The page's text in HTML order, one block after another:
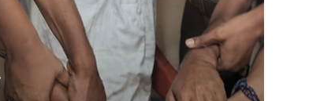
হাইকোর্টে ধাক্কা, কিন্তু সুপ্রিম কোর্টে রক্ষাকবচ!
অভিষেকের আপ্তসহায়কের বিরাট স্বস্তি শীর্ষ আদালতে